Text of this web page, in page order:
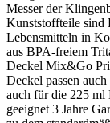
Messer der
Kunststoffteile sind
Lebensmitteln in
aus BPA-freiem
Deckel Mix&Go
Deckel passen
auch für die 225 ml
geeignet 3 Jahre